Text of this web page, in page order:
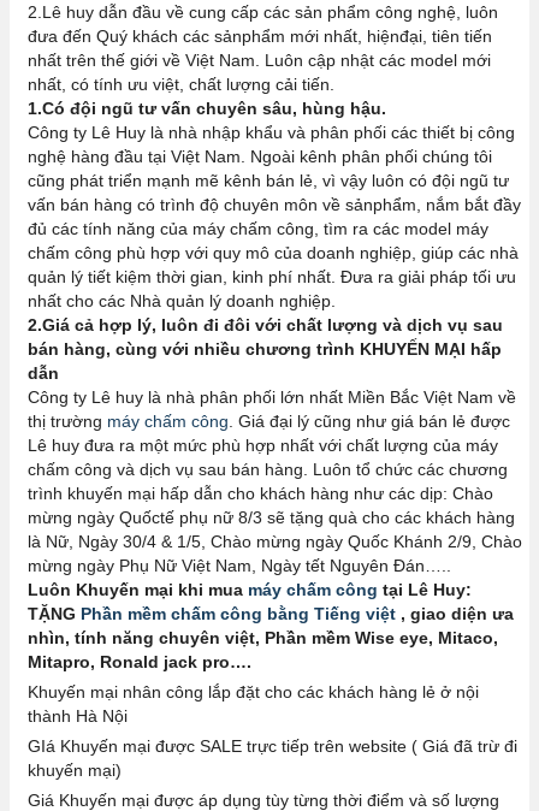
2.Lê huy dẫn đầu về cung cấp các sản phẩm công nghệ, luôn
đưa đến Quý khách các sảnphẩm mới nhất, hiệnđại, tiên tiến
nhất trên thế giới về Việt Nam. Luôn cập nhật các model mới
nhất, có tính ưu việt, chất lượng cải tiến.
1.Có đội ngũ tư vấn chuyên sâu, hùng hậu.
Công ty Lê Huy là nhà nhập khẩu và phân phối các thiết bị công
nghệ hàng đầu tại Việt Nam. Ngoài kênh phân phối chúng tôi
cũng phát triển mạnh mẽ kênh bán lẻ, vì vậy luôn có đội ngũ tư
vấn bán hàng có trình độ chuyên môn về sảnphẩm, nắm bắt đầy
đủ các tính năng của máy chấm công, tìm ra các model máy
chấm công phù hợp với quy mô của doanh nghiệp, giúp các nhà
quản lý tiết kiệm thời gian, kinh phí nhất. Đưa ra giải pháp tối ưu
nhất cho các Nhà quản lý doanh nghiệp.
2.Giá cả hợp lý, luôn đi đôi với chất lượng và dịch vụ sau
bán hàng, cùng với nhiều chương trình KHUYẾN MẠI hấp
dẫn
Công ty Lê huy là nhà phân phối lớn nhất Miền Bắc Việt Nam về
thị trường máy chấm công . Giá đại lý cũng như giá bán lẻ được
Lê huy đưa ra một mức phù hợp nhất với chất lượng của máy
chấm công và dịch vụ sau bán hàng. Luôn tổ chức các chương
trình khuyến mại hấp dẫn cho khách hàng như các dịp: Chào
mừng ngày Quốctế phụ nữ 8/3 sẽ tặng quà cho các khách hàng
là Nữ, Ngày 30/4 & 1/5, Chào mừng ngày Quốc Khánh 2/9, Chào
mừng ngày Phụ Nữ Việt Nam, Ngày tết Nguyên Đán…..
Luôn Khuyến mại khi mua máy chấm công tại Lê Huy:
TẶNG Phần mềm chấm công bằng Tiếng việt , giao diện ưa
nhìn, tính năng chuyên việt, Phần mềm Wise eye, Mitaco,
Mitapro, Ronald jack pro….
Khuyến mại nhân công lắp đặt cho các khách hàng lẻ ở nội
thành Hà Nội
GIá Khuyến mại được SALE trực tiếp trên website ( Giá đã trừ đi
khuyến mại)
Giá Khuyến mại được áp dụng tùy từng thời điểm và số lượng